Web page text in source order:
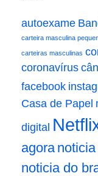
autoexame
carteira masculina
carteiras masculinas
coronavírus
facebook
Casa de Papel
digital
agora
noticia do